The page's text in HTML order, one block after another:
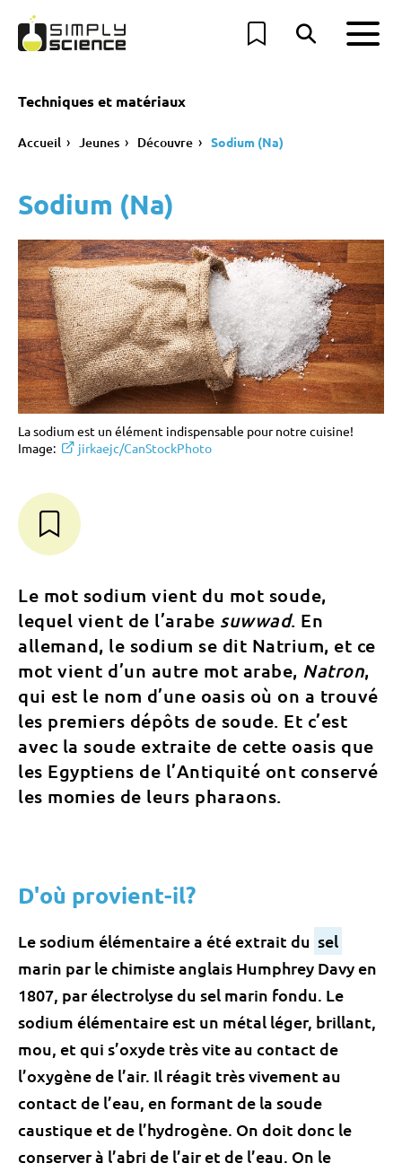
Techniques et matériaux
Accueil Jeunes Découvre Sodium (Na)
Sodium (Na)
La sodium est un élément indispensable pour notre cuisine!
Image:
jirkaejc/CanStockPhoto
Le mot sodium vient du mot soude,
lequel vient de l’arabe suwwad. En
allemand, le sodium se dit Natrium, et ce
mot vient d’un autre mot arabe, Natron,
qui est le nom d’une oasis où on a trouvé
les premiers dépôts de soude. Et c’est
avec la soude extraite de cette oasis que
les Egyptiens de l’Antiquité ont conservé
les momies de leurs pharaons.
D'où provient-il?
Le sodium élémentaire a été extrait du sel
marin par le chimiste anglais Humphrey Davy en
1807, par électrolyse du sel marin fondu. Le
sodium élémentaire est un métal léger, brillant,
mou, et qui s’oxyde très vite au contact de
l’oxygène de l’air. Il réagit très vivement au
contact de l’eau, en formant de la soude
caustique et de l’hydrogène. On doit donc le
conserver à l’abri de l’air et de l’eau. On le